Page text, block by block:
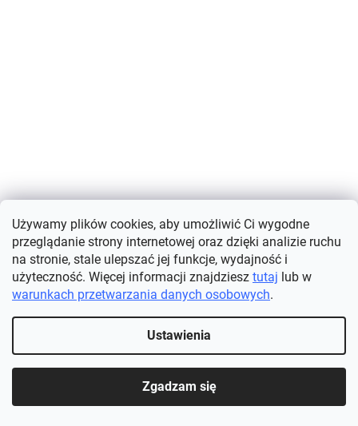
Używamy plików cookies, aby umożliwić Ci wygodne
przeglądanie strony internetowej oraz dzięki analizie ruchu
na stronie, stale ulepszać jej funkcje, wydajność i
użyteczność. Więcej informacji znajdziesz tutaj lub w
warunkach przetwarzania danych osobowych.
Ustawienia
Zgadzam się
Wygodne figi bezszwowe - komplet 5 szt.
Dostępne
Specjalny zestaw 5 wygodnych majtek bezszwowych jest
dokładnie tym, czego potrzebujesz. Dzięki dyskretnemu designowi